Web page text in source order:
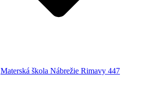
Materská škola Nábrežie Rimavy 447